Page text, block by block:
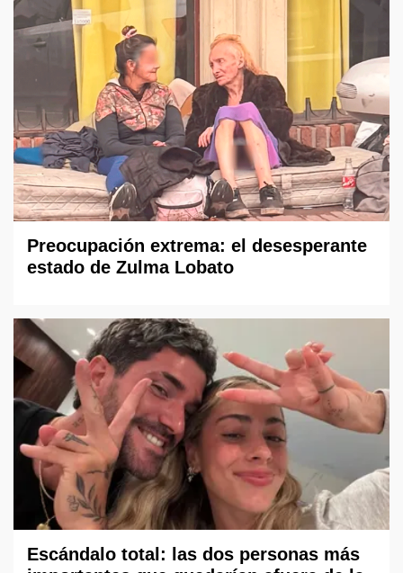
Preocupación extrema: el desesperante
estado de Zulma Lobato
Escándalo total: las dos personas más